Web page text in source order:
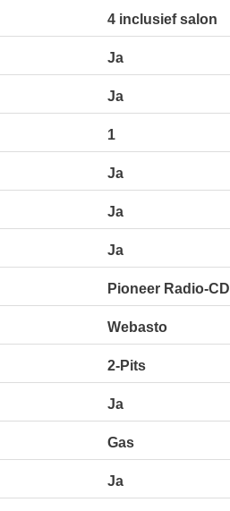
4 inclusief salon
Ja
Ja
1
Ja
Ja
Ja
Pioneer Radio-CD
Webasto
2-Pits
Ja
Gas
Ja